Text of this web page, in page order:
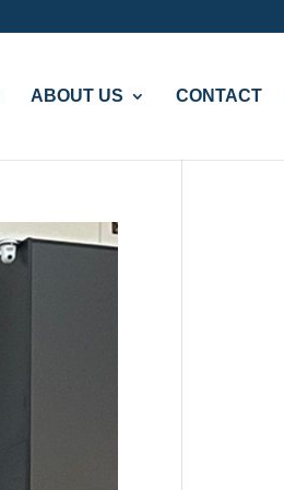
ABOUT US CONTACT